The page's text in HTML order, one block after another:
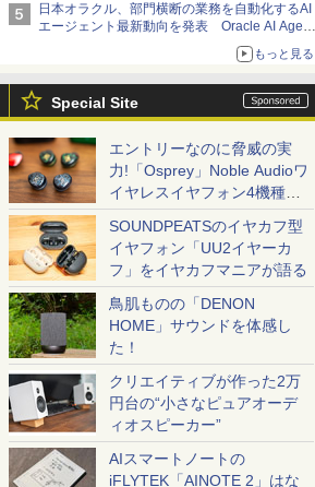
日本オラクル、部門横断の業務を自動化するAI
エージェント最新動向を発表 Oracle AI Agent
Studioで企業の意思決定と開発を加速
もっと見る
Special Site
エントリーなのに脅威の実
力!「Osprey」Noble Audioワ
イヤレスイヤフォン4機種を
一気に聴く
SOUNDPEATSのイヤカフ型
イヤフォン「UU2イヤーカ
フ」をイヤカフマニアが語る
鳥肌ものの「DENON
HOME」サウンドを体感し
た！
クリエイティブが作った2万
円台の“小さなピュアオーデ
ィオスピーカー”
AIスマートノートの
iFLYTEK「AINOTE 2」はな